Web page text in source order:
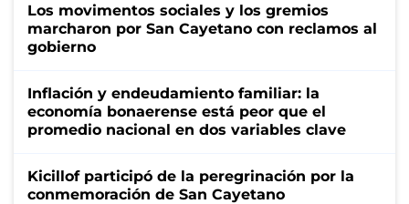
Los movimentos sociales y los gremios
marcharon por San Cayetano con reclamos al
gobierno
Inflación y endeudamiento familiar: la
economía bonaerense está peor que el
promedio nacional en dos variables clave
Kicillof participó de la peregrinación por la
conmemoración de San Cayetano